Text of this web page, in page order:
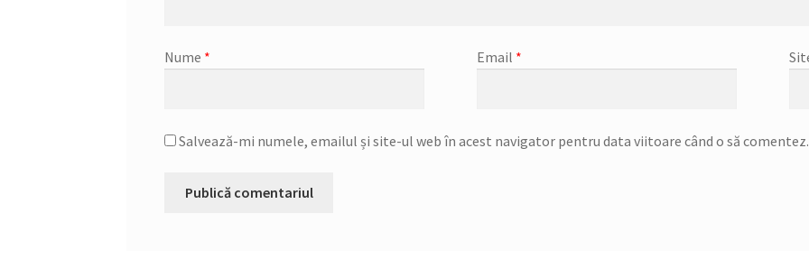
Nume * Email *
Salvează-mi numele, emailul și site-ul web în acest navigator pentru data viitoare când o să comentez.